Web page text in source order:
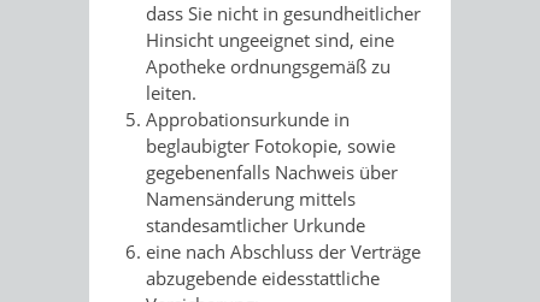
dass Sie nicht in gesundheitlicher
Hinsicht ungeeignet sind, eine
Apotheke ordnungsgemäß zu
leiten.
Approbationsurkunde in
beglaubigter Fotokopie, sowie
gegebenenfalls Nachweis über
Namensänderung mittels
standesamtlicher Urkunde
eine nach Abschluss der Verträge
abzugebende eidesstattliche